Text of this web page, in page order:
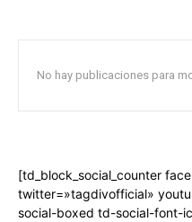
No hay publicaciones para
[td_block_social_counter
twitter=»tagdivofficial»
social-boxed td-social-font-